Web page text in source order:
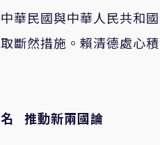
華民國與中華人民共和
斷然措施。賴清德處心
推動新兩國論